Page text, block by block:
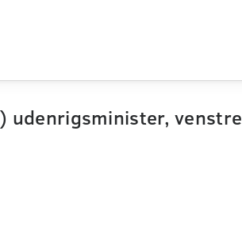
udenrigsminister, venstre